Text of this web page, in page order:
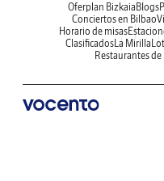
Oferplan Bizkaia Blogs
Conciertos en Bilbao
Horario de misas
ClasificadosLa Mirilla
Restaurantes